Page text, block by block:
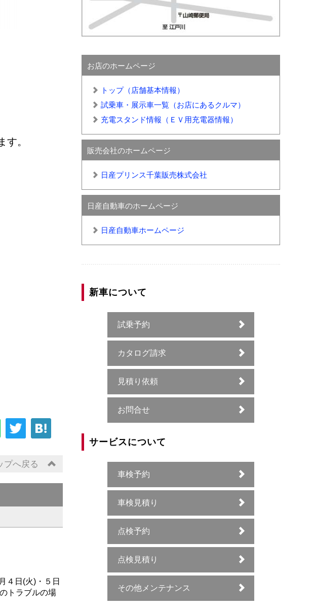
。
プへ戻る
４日(火)・５日
トラブルの場
お店のホームページ
トップ（店舗基本情報）
試乗車・展示車一覧（お店にあるクルマ）
充電スタンド情報（ＥＶ用充電器情報）
販売会社のホームページ
日産プリンス千葉販売株式会社
日産自動車のホームページ
日産自動車ホームページ
新車について
試乗予約
カタログ請求
見積り依頼
お問合せ
サービスについて
車検予約
車検見積り
点検予約
点検見積り
その他メンテナンス